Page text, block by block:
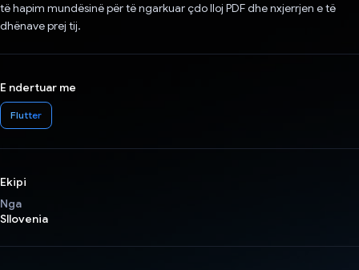
të hapim mundësinë për të ngarkuar çdo lloj PDF dhe nxjerrjen e të
dhënave prej tij.
E ndertuar me
Flutter
Ekipi
Nga
Sllovenia